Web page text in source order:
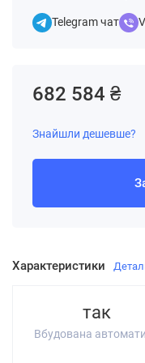
Telegram чат
Характеристики
так
Вбудована
682 584 ₴
Знайшли дешевше?